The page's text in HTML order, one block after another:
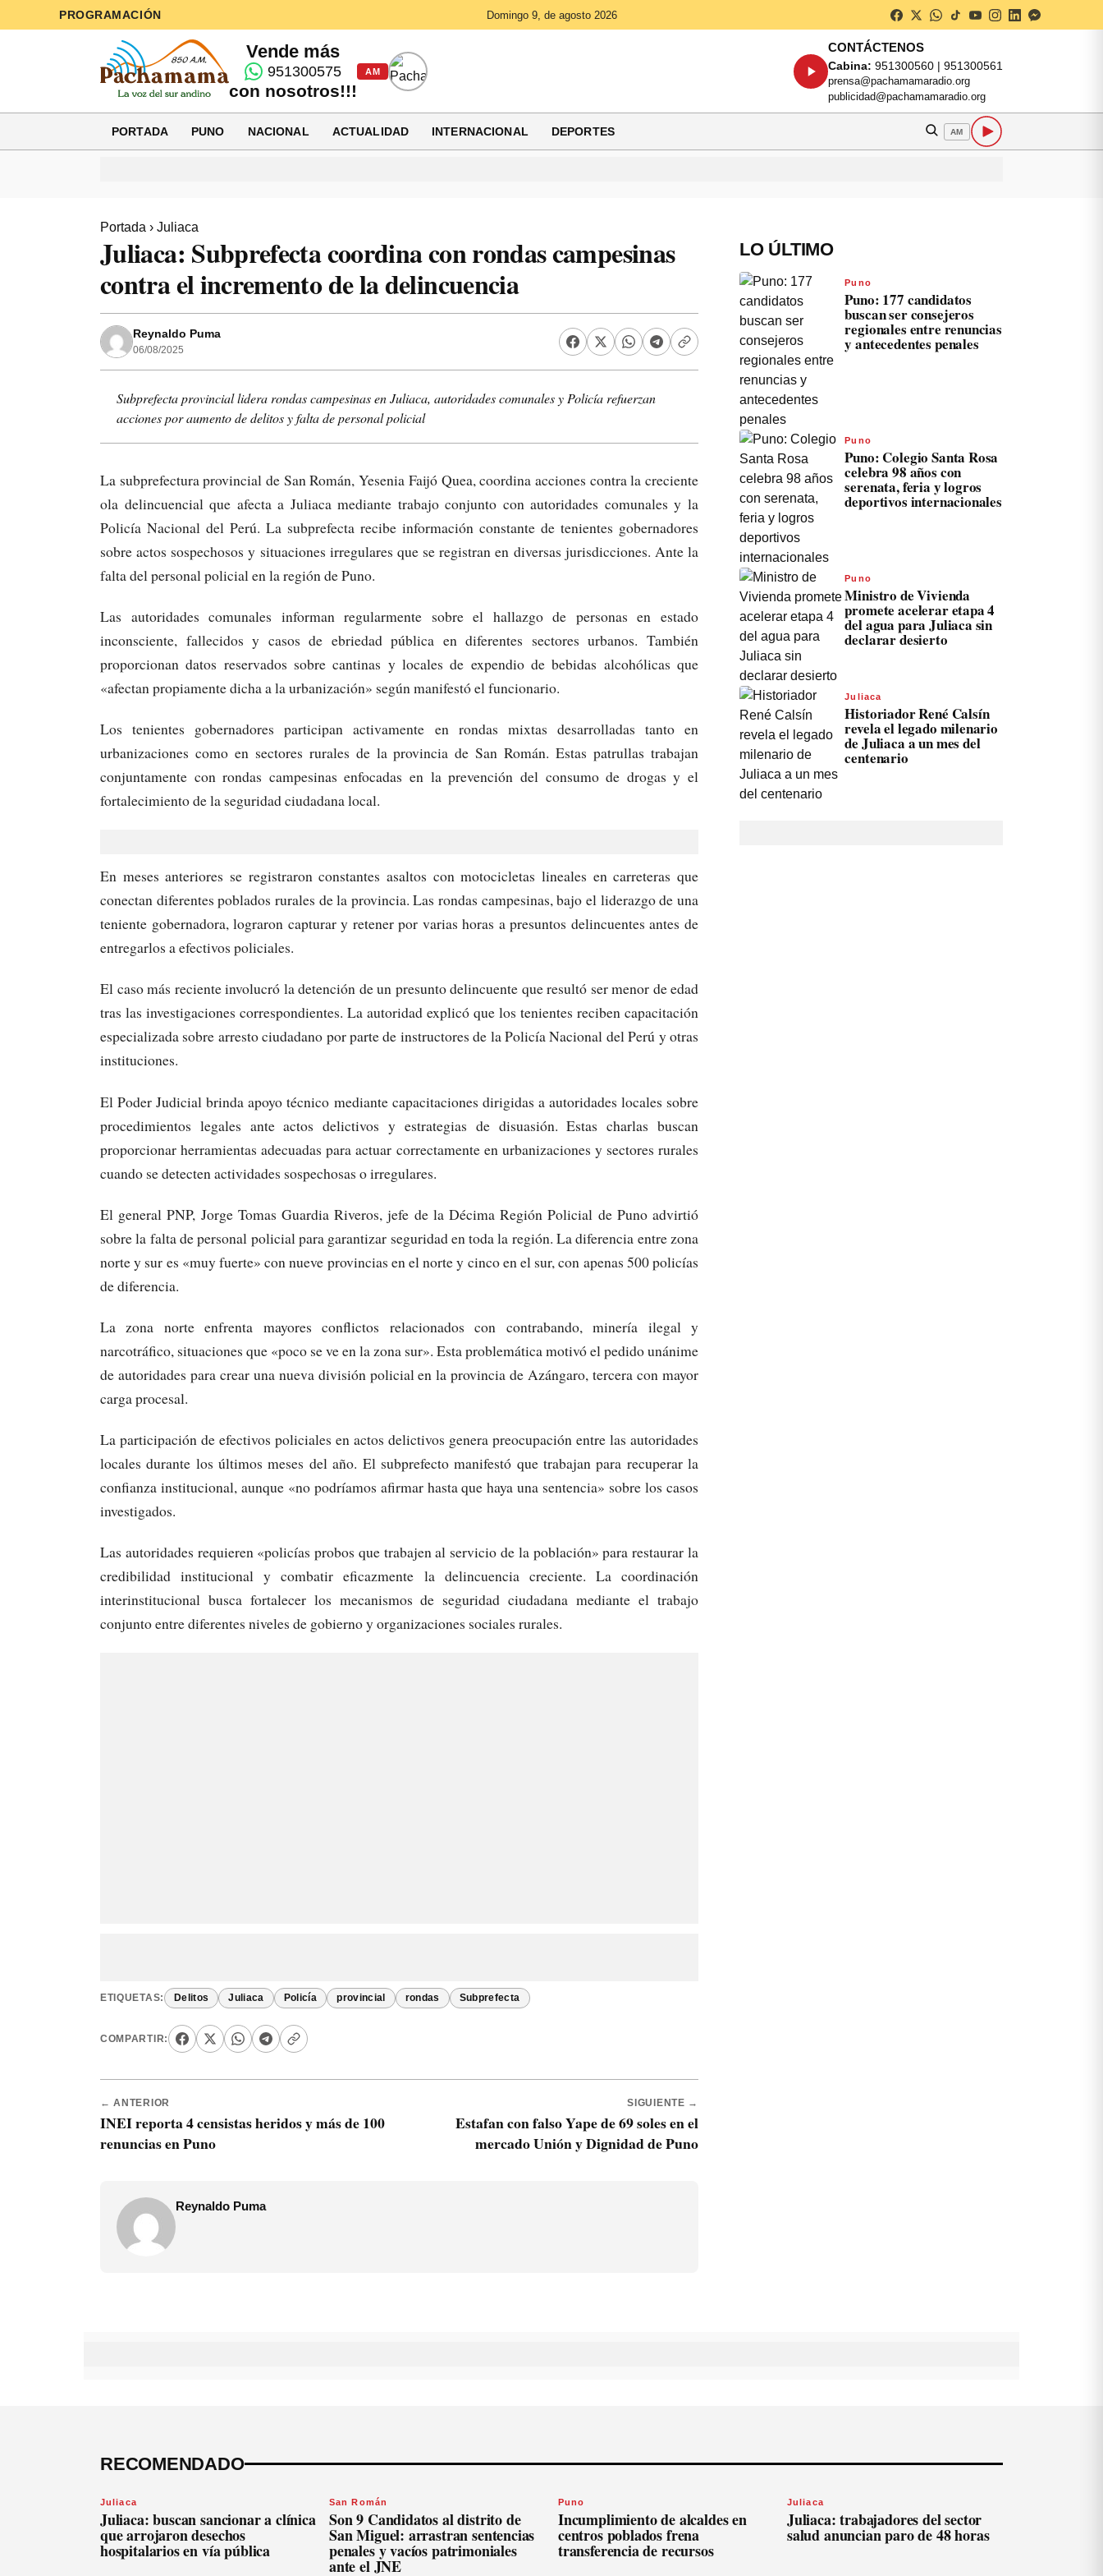
PROGRAMACIÓN Domingo 9, de agosto 2026
Vende más
951300575
con nosotros!!!
AM
CONTÁCTENOS
Cabina: 951300560 | 951300561
prensa@pachamamaradio.org
publicidad@pachamamaradio.org
PORTADA PUNO NACIONAL ACTUALIDAD INTERNACIONAL DEPORTES AM
Portada › Juliaca
Juliaca: Subprefecta coordina con rondas campesinas
contra el incremento de la delincuencia
Reynaldo Puma
06/08/2025
Subprefecta provincial lidera rondas campesinas en Juliaca, autoridades comunales y Policía refuerzan
acciones por aumento de delitos y falta de personal policial
La subprefectura provincial de San Román, Yesenia Faijó Quea, coordina acciones contra la creciente
ola delincuencial que afecta a Juliaca mediante trabajo conjunto con autoridades comunales y la
Policía Nacional del Perú. La subprefecta recibe información constante de tenientes gobernadores
sobre actos sospechosos y situaciones irregulares que se registran en diversas jurisdicciones. Ante la
falta del personal policial en la región de Puno.
Las autoridades comunales informan regularmente sobre el hallazgo de personas en estado
inconsciente, fallecidos y casos de ebriedad pública en diferentes sectores urbanos. También
proporcionan datos reservados sobre cantinas y locales de expendio de bebidas alcohólicas que
«afectan propiamente dicha a la urbanización» según manifestó el funcionario.
Los tenientes gobernadores participan activamente en rondas mixtas desarrolladas tanto en
urbanizaciones como en sectores rurales de la provincia de San Román. Estas patrullas trabajan
conjuntamente con rondas campesinas enfocadas en la prevención del consumo de drogas y el
fortalecimiento de la seguridad ciudadana local.
En meses anteriores se registraron constantes asaltos con motocicletas lineales en carreteras que
conectan diferentes poblados rurales de la provincia. Las rondas campesinas, bajo el liderazgo de una
teniente gobernadora, lograron capturar y retener por varias horas a presuntos delincuentes antes de
entregarlos a efectivos policiales.
El caso más reciente involucró la detención de un presunto delincuente que resultó ser menor de edad
tras las investigaciones correspondientes. La autoridad explicó que los tenientes reciben capacitación
especializada sobre arresto ciudadano por parte de instructores de la Policía Nacional del Perú y otras
instituciones.
El Poder Judicial brinda apoyo técnico mediante capacitaciones dirigidas a autoridades locales sobre
procedimientos legales ante actos delictivos y estrategias de disuasión. Estas charlas buscan
proporcionar herramientas adecuadas para actuar correctamente en urbanizaciones y sectores rurales
cuando se detecten actividades sospechosas o irregulares.
El general PNP, Jorge Tomas Guardia Riveros, jefe de la Décima Región Policial de Puno advirtió
sobre la falta de personal policial para garantizar seguridad en toda la región. La diferencia entre zona
norte y sur es «muy fuerte» con nueve provincias en el norte y cinco en el sur, con apenas 500 policías
de diferencia.
La zona norte enfrenta mayores conflictos relacionados con contrabando, minería ilegal y
narcotráfico, situaciones que «poco se ve en la zona sur». Esta problemática motivó el pedido unánime
de autoridades para crear una nueva división policial en la provincia de Azángaro, tercera con mayor
carga procesal.
La participación de efectivos policiales en actos delictivos genera preocupación entre las autoridades
locales durante los últimos meses del año. El subprefecto manifestó que trabajan para recuperar la
confianza institucional, aunque «no podríamos afirmar hasta que haya una sentencia» sobre los casos
investigados.
Las autoridades requieren «policías probos que trabajen al servicio de la población» para restaurar la
credibilidad institucional y combatir eficazmente la delincuencia creciente. La coordinación
interinstitucional busca fortalecer los mecanismos de seguridad ciudadana mediante el trabajo
conjunto entre diferentes niveles de gobierno y organizaciones sociales rurales.
ETIQUETAS: Delitos Juliaca Policía provincial rondas Subprefecta
COMPARTIR:
← ANTERIOR
INEI reporta 4 censistas heridos y más de 100
renuncias en Puno
SIGUIENTE →
Estafan con falso Yape de 69 soles en el
mercado Unión y Dignidad de Puno
Reynaldo Puma
LO ÚLTIMO
Puno
Puno: 177 candidatos
buscan ser consejeros
regionales entre renuncias
y antecedentes penales
Puno
Puno: Colegio Santa Rosa
celebra 98 años con
serenata, feria y logros
deportivos internacionales
Puno
Ministro de Vivienda
promete acelerar etapa 4
del agua para Juliaca sin
declarar desierto
Juliaca
Historiador René Calsín
revela el legado milenario
de Juliaca a un mes del
centenario
RECOMENDADO
Juliaca
Juliaca: buscan sancionar a clínica
que arrojaron desechos
hospitalarios en vía pública
San Román
Son 9 Candidatos al distrito de
San Miguel: arrastran sentencias
penales y vacíos patrimoniales
ante el JNE
Puno
Incumplimiento de alcaldes en
centros poblados frena
transferencia de recursos
Juliaca
Juliaca: trabajadores del sector
salud anuncian paro de 48 horas